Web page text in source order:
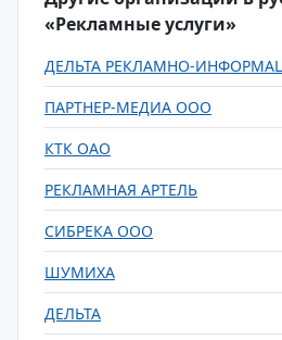
«Рекламные услуги»
ДЕЛЬТА РЕКЛАМНО-
ПАРТНЕР-МЕДИА ООО
КТК ОАО
РЕКЛАМНАЯ АРТЕЛЬ
СИБРЕКА ООО
ШУМИХА
ДЕЛЬТА